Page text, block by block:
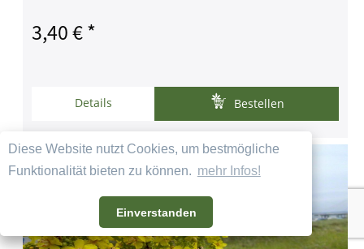
Diese Website nutzt Cookies, um bestmögliche
Funktionalität bieten zu können. mehr Infos!
Einverstanden
3,40 € *
Details Bestellen